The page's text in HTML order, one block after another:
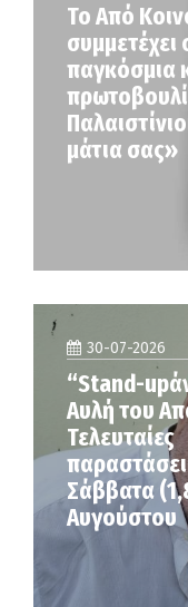
Το Από
συμμετέχει
παγκόσμια
μάτια σας»
30-07-2026
“Stand-
Αυλή του
Τελευταίες
Σάββατα
Αυγούστου